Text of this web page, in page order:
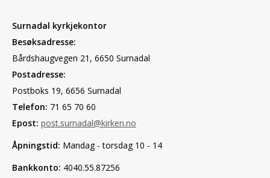
Surnadal kyrkjekontor
Besøksadresse:
Bårdshaugvegen 21, 6650 Surnadal
Postadresse:
Postboks 19, 6656 Surnadal
Telefon: 71 65 70 60
Epost: post.surnadal@kirken.no
Åpningstid: Mandag - torsdag 10 - 14
Bankkonto: 4040.55.87256